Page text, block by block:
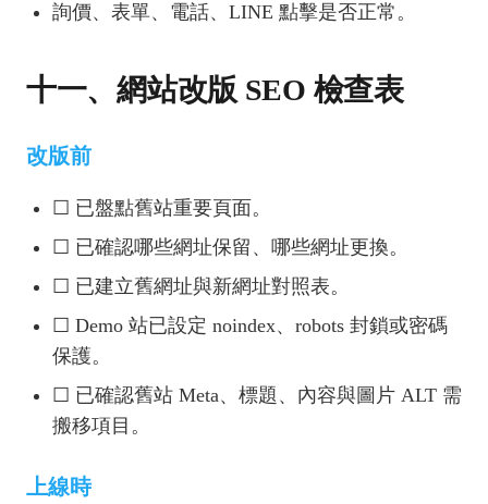
詢價、表單、電話、LINE 點擊是否正常。
十一、網站改版 SEO 檢查表
改版前
☐ 已盤點舊站重要頁面。
☐ 已確認哪些網址保留、哪些網址更換。
☐ 已建立舊網址與新網址對照表。
☐ Demo 站已設定 noindex、robots 封鎖或密碼
保護。
☐ 已確認舊站 Meta、標題、內容與圖片 ALT 需
搬移項目。
上線時